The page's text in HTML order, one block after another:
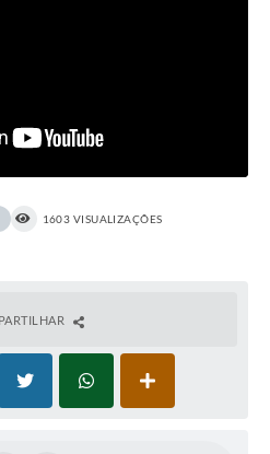
1603 VISUALIZAÇÕES